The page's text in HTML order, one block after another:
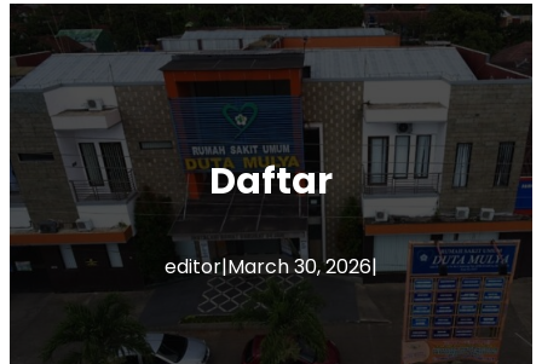
Daftar
editor|March 30, 2026|